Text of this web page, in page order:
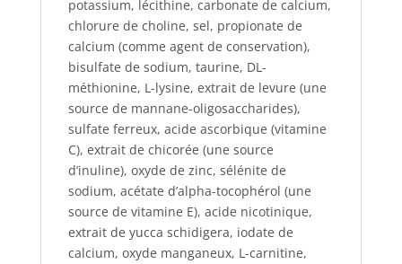
potassium, lécithine, carbonate de calcium,
chlorure de choline, sel, propionate de
calcium (comme agent de conservation),
bisulfate de sodium, taurine, DL-
méthionine, L-lysine, extrait de levure (une
source de mannane-oligosaccharides),
sulfate ferreux, acide ascorbique (vitamine
C), extrait de chicorée (une source
d’inuline), oxyde de zinc, sélénite de
sodium, acétate d’alpha-tocophérol (une
source de vitamine E), acide nicotinique,
extrait de yucca schidigera, iodate de
calcium, oxyde manganeux, L-carnitine,